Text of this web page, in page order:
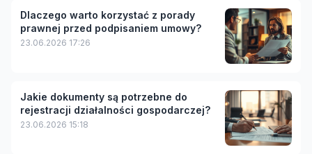
Dlaczego warto korzystać z porady
prawnej przed podpisaniem umowy?
23.06.2026 17:26
Jakie dokumenty są potrzebne do
rejestracji działalności gospodarczej?
23.06.2026 15:18